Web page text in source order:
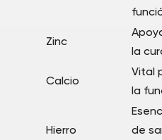
Zinc
la
Calcio
Vital
la
Hierro
de